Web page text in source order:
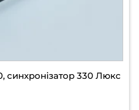
синхронізатор 330 Люкс